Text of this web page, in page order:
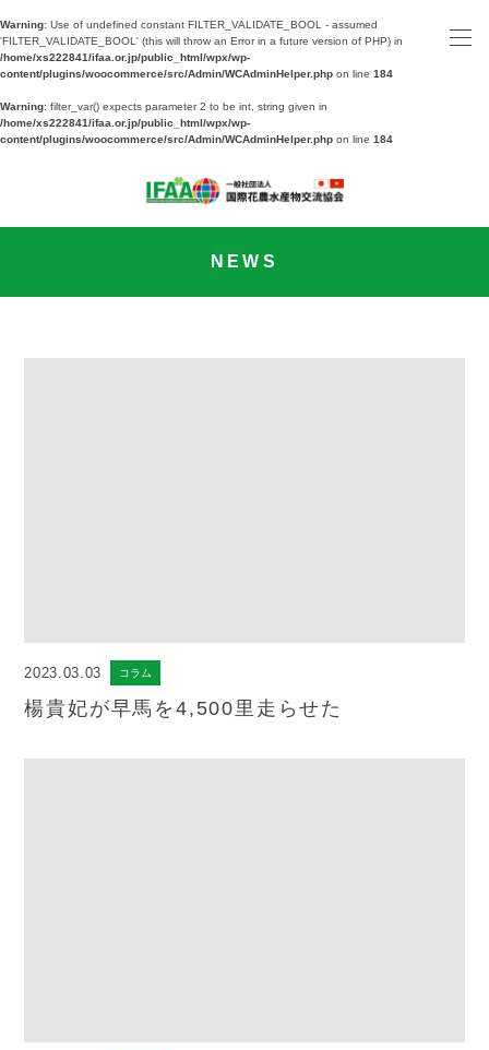
Warning: Use of undefined constant FILTER_VALIDATE_BOOL - assumed
'FILTER_VALIDATE_BOOL' (this will throw an Error in a future version of PHP) in
/home/xs222841/ifaa.or.jp/public_html/wpx/wp-
content/plugins/woocommerce/src/Admin/WCAdminHelper.php on line 184
Warning: filter_var() expects parameter 2 to be int, string given in
/home/xs222841/ifaa.or.jp/public_html/wpx/wp-
content/plugins/woocommerce/src/Admin/WCAdminHelper.php on line 184
NEWS
2023.03.03 コラム
楊貴妃が早馬を4,500里走らせた